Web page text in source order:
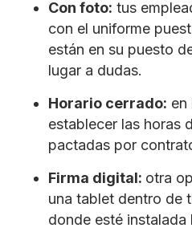
Con foto: tus
con el uniforme
están en su puesto
lugar a dudas.
Horario cerrado: en
establecer las horas
pactadas por
Firma digital: otra
una tablet dentro de
donde esté instalada